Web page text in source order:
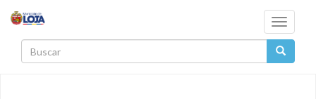
Toggle